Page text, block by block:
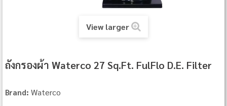
View larger
ถังกรองผ้า Waterco 27 Sq.Ft. FulFlo D.E. Filter
Brand: Waterco